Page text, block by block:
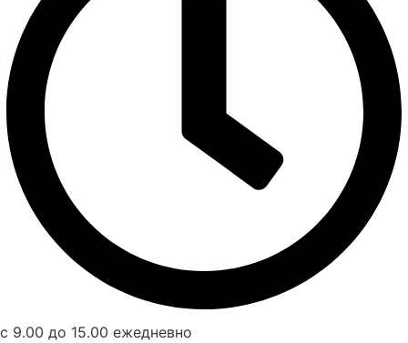
с 9.00 до 15.00 ежедневно